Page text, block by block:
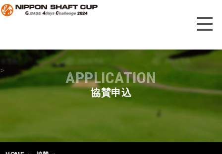
APPLICATION
協賛申込
>